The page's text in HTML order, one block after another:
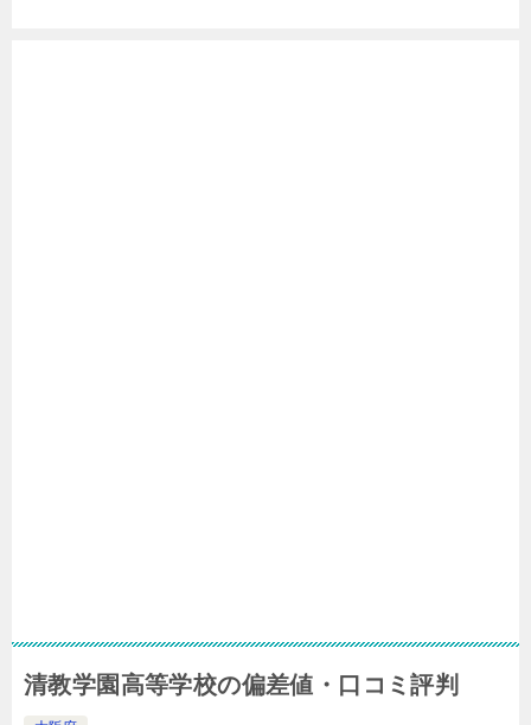
清教学園高等学校の偏差値・口コミ評判